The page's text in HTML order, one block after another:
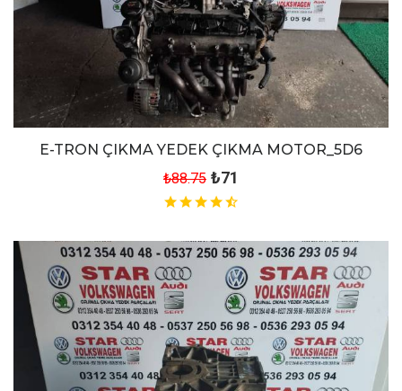
E-TRON ÇIKMA YEDEK ÇIKMA MOTOR_5D6
₺88.75 ₺71